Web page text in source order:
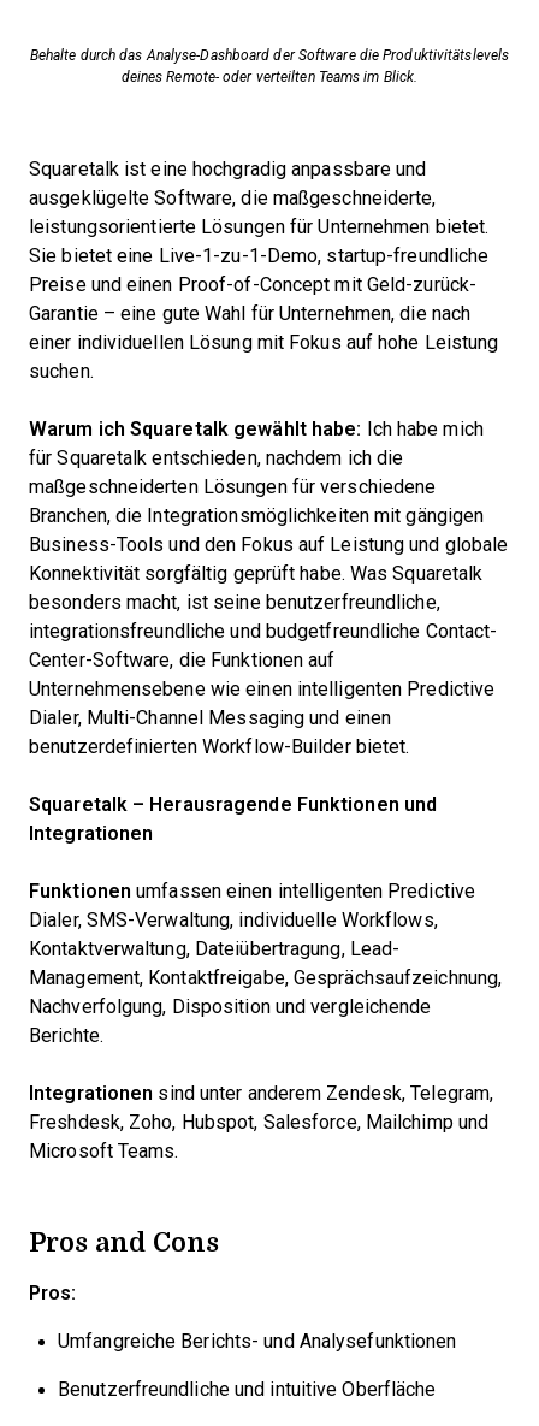
Behalte durch das Analyse-Dashboard der Software die Produktivitätslevels
deines Remote- oder verteilten Teams im Blick.
Squaretalk ist eine hochgradig anpassbare und
ausgeklügelte Software, die maßgeschneiderte,
leistungsorientierte Lösungen für Unternehmen bietet.
Sie bietet eine Live-1-zu-1-Demo, startup-freundliche
Preise und einen Proof-of-Concept mit Geld-zurück-
Garantie – eine gute Wahl für Unternehmen, die nach
einer individuellen Lösung mit Fokus auf hohe Leistung
suchen.
Warum ich Squaretalk gewählt habe: Ich habe mich
für Squaretalk entschieden, nachdem ich die
maßgeschneiderten Lösungen für verschiedene
Branchen, die Integrationsmöglichkeiten mit gängigen
Business-Tools und den Fokus auf Leistung und globale
Konnektivität sorgfältig geprüft habe. Was Squaretalk
besonders macht, ist seine benutzerfreundliche,
integrationsfreundliche und budgetfreundliche Contact-
Center-Software, die Funktionen auf
Unternehmensebene wie einen intelligenten Predictive
Dialer, Multi-Channel Messaging und einen
benutzerdefinierten Workflow-Builder bietet.
Squaretalk – Herausragende Funktionen und
Integrationen
Funktionen umfassen einen intelligenten Predictive
Dialer, SMS-Verwaltung, individuelle Workflows,
Kontaktverwaltung, Dateiübertragung, Lead-
Management, Kontaktfreigabe, Gesprächsaufzeichnung,
Nachverfolgung, Disposition und vergleichende
Berichte.
Integrationen sind unter anderem Zendesk, Telegram,
Freshdesk, Zoho, Hubspot, Salesforce, Mailchimp und
Microsoft Teams.
Pros and Cons
Pros:
Umfangreiche Berichts- und Analysefunktionen
Benutzerfreundliche und intuitive Oberfläche